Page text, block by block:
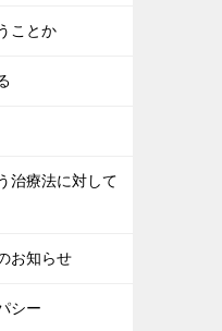
ことか
治療法に対して
お知らせ
シー